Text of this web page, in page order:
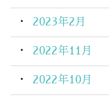
2023年2月
2022年11月
2022年10月